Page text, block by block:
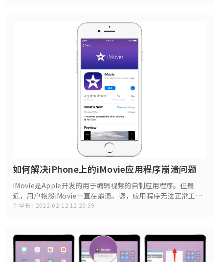
如何解决iPhone上的iMovie应用程序崩溃问题
iMovie是Apple开发的用于编辑视频的自制应用程序。但最
近，用户抱怨iMovie一直在崩溃。嗯，应用程序无法正常工作
可能有很多原因。让我们看看为什么iMovie无法正常工作的可
牛学长 | 2022-02-12 12:20:59